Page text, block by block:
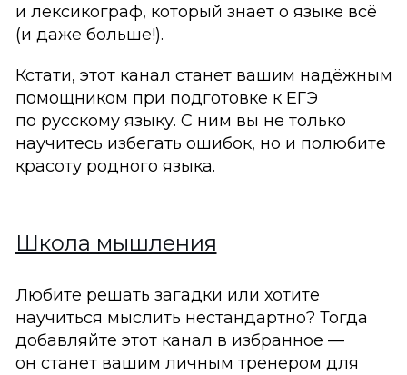
и лексикограф, который знает о языке всё
(и даже больше!).
Кстати, этот канал станет вашим надёжным
помощником при подготовке к ЕГЭ
по русскому языку. С ним вы не только
научитесь избегать ошибок, но и полюбите
красоту родного языка.
Школа мышления
Любите решать загадки или хотите
научиться мыслить нестандартно? Тогда
добавляйте этот канал в избранное —
он станет вашим личным тренером для